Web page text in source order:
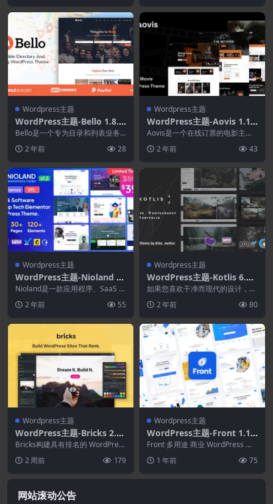
Wordpress主题
WordPress主题-Bello 1.8.1
–目录和列表WordPress主题
Bello是一个专为目录和列表业务
响应的，...
2 年前 28
Wordpress主题
WordPress主题-Aovis 1.1.3
–预订电影票WordPress主题
Aovis是一个在线订票的电影主
影院设置多个放映时...
2 年前 43
Wordpress主题
WordPress主题-Nioland 1.
3.1–SaaS和软件初创技术Wo
rdPress主题
Nioland是一款应用程序、SaaS 和
2 年前 55
Wordpress主题
WordPress主题-Kotlis 6.7.
4–摄影作品集WordPress主
题
如果您喜欢干净而现代的设计，Ko
es...2 年前 80
Wordpress主题
WordPress主题-Bricks 2.3.
10–WordPress可视化网站构
建器
Bricks构建具有排名的 WordPress
网站。更具可定制性和高性能的工
具...2 周前 179
Wordpress主题
WordPress主题-Front 1.1.3
3–多用途商业WordPress主
题
Front 多用途 商业 WordPress 主
题 是一个令人难以置信的美丽、
完...1 年前 75
网站滚动公告